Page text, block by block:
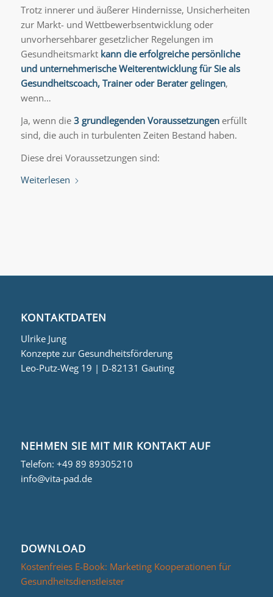
Trotz innerer und äußerer Hindernisse, Unsicherheiten
zur Markt- und Wettbewerbsentwicklung oder
unvorhersehbarer gesetzlicher Regelungen im
Gesundheitsmarktkann die erfolgreiche persönliche
und unternehmerische Weiterentwicklung für Sie als
Gesundheitscoach, Trainer oder Berater gelingen,
wenn…
Ja, wenn die 3 grundlegenden Voraussetzungenerfüllt
sind, die auch in turbulenten Zeiten Bestand haben.
Diese drei Voraussetzungen sind:
Weiterlesen
KONTAKTDATEN
Ulrike Jung
Konzepte zur Gesundheitsförderung
Leo-Putz-Weg 19 | D-82131 Gauting
NEHMEN SIE MIT MIR KONTAKT AUF
Telefon: +49 89 89305210
info@vita-pad.de
DOWNLOAD
Kostenfreies E-Book: Marketing Kooperationen für
Gesundheitsdienstleister